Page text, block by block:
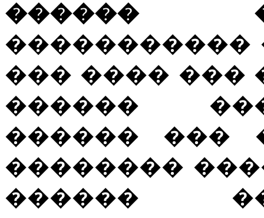
������
�����������
��� ���� ���
������
������ ���
��������
������